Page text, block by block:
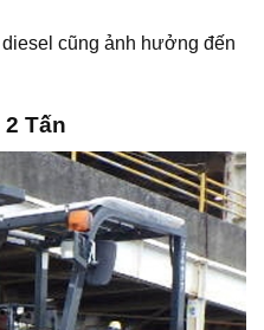
cũng ảnh hưởng đến
Tấn